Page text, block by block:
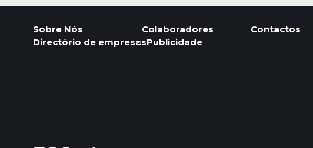
Sobre Nós Colaboradores
Contactos
Directório de empresasPublicidade